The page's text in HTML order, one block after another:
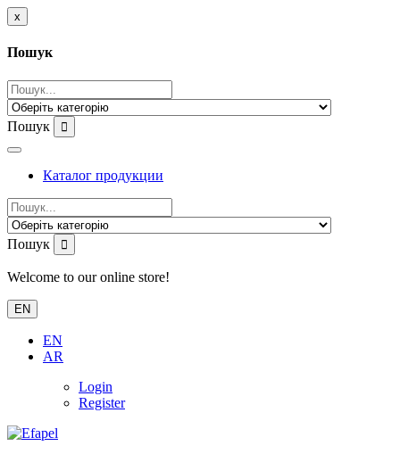
x
Пошук
Пошук
Каталог продукции
Пошук
Welcome to our online store!
EN
EN
AR
Login
Register